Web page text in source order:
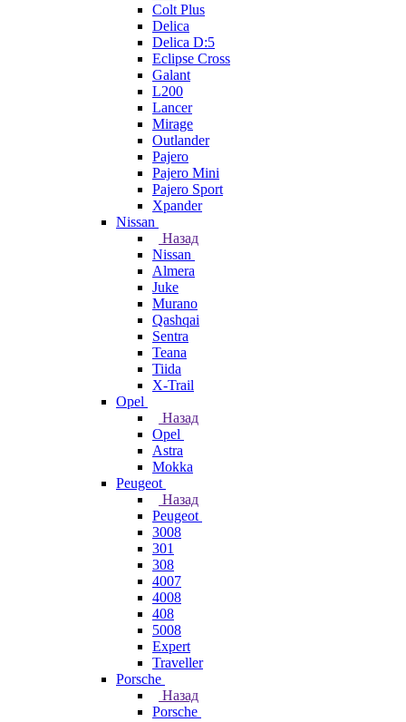
Colt Plus
Delica
Delica D:5
Eclipse Cross
Galant
L200
Lancer
Mirage
Outlander
Pajero
Pajero Mini
Pajero Sport
Xpander
Nissan
Назад
Nissan
Almera
Juke
Murano
Qashqai
Sentra
Teana
Tiida
X-Trail
Opel
Назад
Opel
Astra
Mokka
Peugeot
Назад
Peugeot
3008
301
308
4007
4008
408
5008
Expert
Traveller
Porsche
Назад
Porsche